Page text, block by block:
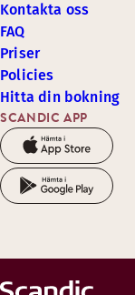
SCANDIC APP
Kontakta oss
FAQ
Priser
Policies
Hitta din bokning